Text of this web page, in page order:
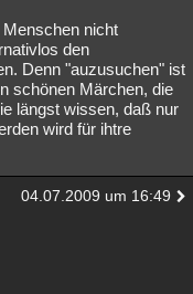
Menschen nicht
den
Denn "auzusuchen" ist
schönen Märchen, die
längst wissen, daß nur
wird für ihtre
04.07.2009 um 16:49